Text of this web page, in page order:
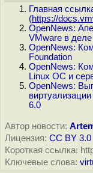
Главная
(https://
OpenNews:
VMware в
OpenNews:
Foundation
OpenNews:
Linux ОС и
OpenNews:
6.0
Автор новости:
Лицензия: CC BY 3.0
Короткая ссылка:
Ключевые слова: